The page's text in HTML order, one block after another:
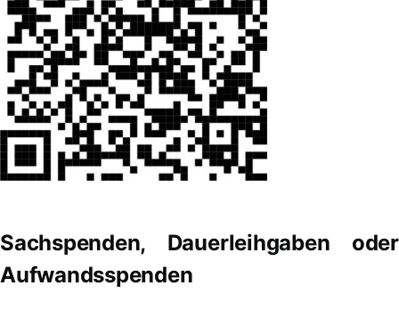
Sachspenden, Dauerleihgaben oder
Aufwandsspenden